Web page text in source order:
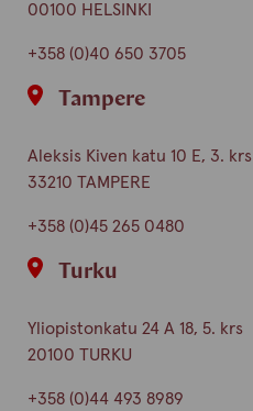
00100 HELSINKI
+358 (0)40 650 3705
Tampere
Aleksis Kiven katu 10 E, 3. krs
33210 TAMPERE
+358 (0)45 265 0480
Turku
Yliopistonkatu 24 A 18, 5. krs
20100 TURKU
+358 (0)44 493 8989